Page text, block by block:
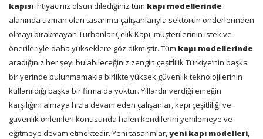
kapısıihtiyacınız olsun dilediğiniz tüm kapı modellerinde
alanında uzman olan tasarımcı çalışanlarıyla sektörün önderlerinden
olmayı bırakmayan Turhanlar Çelik Kapı, müşterilerinin istek ve
önerileriyle daha yükseklere göz dikmiştir. Tüm kapı modellerinde
aradığınız her şeyi bulabileceğiniz zengin çeşitlilik Türkiye’nin başka
bir yerinde bulunmamakla birlikte yüksek güvenlik teknolojilerinin
kullanıldığı başka bir firma da yoktur. Yıllardır verdiği emeğin
karşılığını almaya hızla devam eden çalışanlar, kapı çeşitliliği ve
güvenlik önlemleri konusunda halen kendilerini yenilemeye ve
eğitmeye devam etmektedir. Yeni tasarımlar,yeni kapı modelleri,